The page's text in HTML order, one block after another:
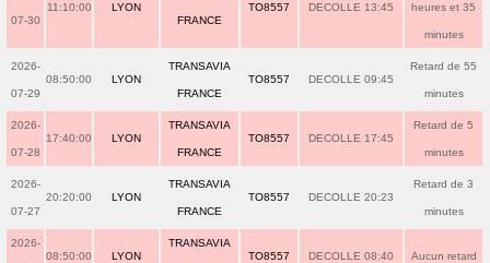
07-30
11:10:00 LYON
FRANCE
TO8557 DECOLLE 13:45 heures et 35
minutes
2026-
07-29
08:50:00 LYON
TRANSAVIA
FRANCE
TO8557 DECOLLE 09:45
Retard de 55
minutes
2026-
07-28
17:40:00 LYON
TRANSAVIA
FRANCE
TO8557 DECOLLE 17:45
Retard de 5
minutes
2026-
07-27
20:20:00 LYON
TRANSAVIA
FRANCE
TO8557 DECOLLE 20:23
Retard de 3
minutes
2026-
08:50:00 LYON
TRANSAVIA
TO8557 DECOLLE 08:40 Aucun retard